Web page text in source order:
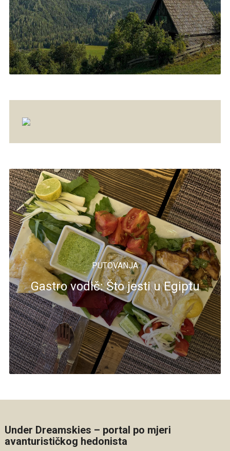
PUTOVANJA
Gastro vodič: Što jesti u Egiptu
Under Dreamskies – portal po mjeri
avanturističkog hedonista